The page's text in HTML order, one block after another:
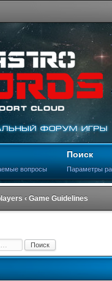
вопросы
Поиск
Параметры
‹ Game Guidelines